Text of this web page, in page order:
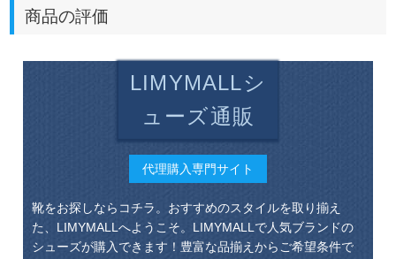
商品の評価
LIMYMALLシ
ューズ通販
代理購入専門サイト
靴をお探しならコチラ。おすすめのスタイルを取り揃え
た、LIMYMALLへようこそ。LIMYMALLで人気ブランドの
シューズが購入できます！豊富な品揃えからご希望条件で